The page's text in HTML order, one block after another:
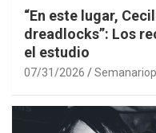
“En este lugar,
dreadlocks”: Los
el estudio
07/31/2026